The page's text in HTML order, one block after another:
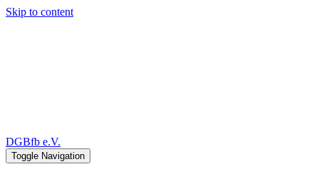
Skip to content
DGBfb e.V.
Toggle Navigation